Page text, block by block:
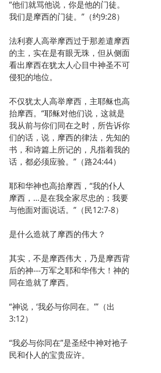
“他们就骂他说，你是他的门徒。
我们是摩西的门徒。”（约9:28）
法利赛人高举摩西过于那差遣摩西
的主，实在是有眼无珠，但从侧面
看出摩西在犹太人心目中神圣不可
侵犯的地位。
不仅犹太人高举摩西，主耶稣也高
抬摩西。“耶稣对他们说，这就是
我从前与你们同在之时，所告诉你
们的话，说，摩西的律法，先知的
书，和诗篇上所记的，凡指着我的
话，都必须应验。”（路24:44）
耶和华神也高抬摩西，“我的仆人
摩西，…是在我全家尽忠的；我要
与他面对面说话。”（民12:7-8）
是什么造就了摩西的伟大？
其实，不是摩西伟大，乃是摩西背
后的神---万军之耶和华伟大！神的
同在造就了摩西。
“神说，‘我必与你同在。’”（出
3:12）
“我必与你同在”是圣经中神对祂子
民和仆人的宝贵应许。